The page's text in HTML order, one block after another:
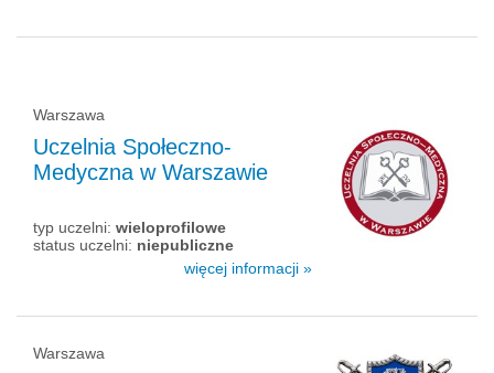
Warszawa
Uczelnia Społeczno-
Medyczna w Warszawie
typ uczelni: wieloprofilowe
status uczelni: niepubliczne
więcej informacji »
Warszawa